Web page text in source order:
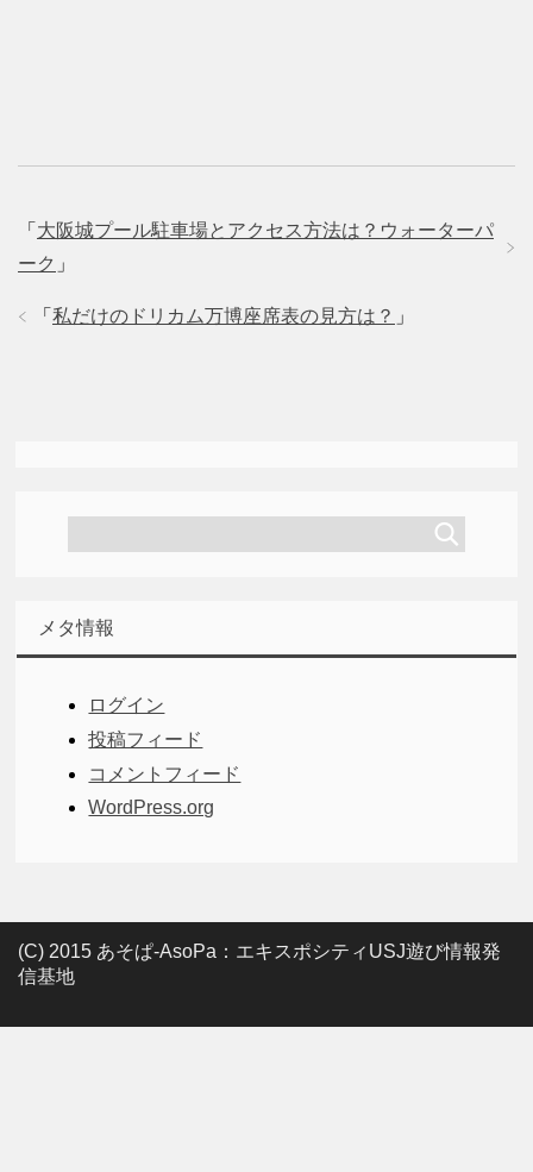
「 大阪城プール駐車場とアクセス方法は？ウォーターパ
ーク 」
「 私だけのドリカム万博座席表の見方は？ 」
メタ情報
ログイン
投稿フィード
コメントフィード
WordPress.org
(C) 2015 あそぱ-AsoPa：エキスポシティUSJ遊び情報発
信基地